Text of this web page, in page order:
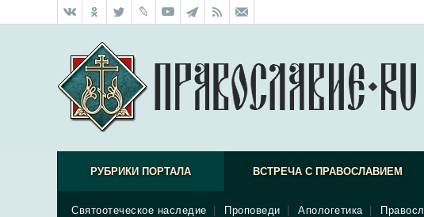
РУБРИКИ ПОРТАЛА ВСТРЕЧА С ПРАВОСЛАВИЕМ
Святоотеческое наследие Проповеди Апологетика